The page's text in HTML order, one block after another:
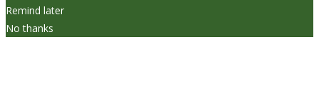
Remind later
No thanks